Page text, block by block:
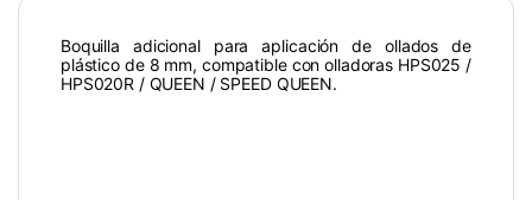
Boquilla adicional para aplicación de ollados de
plástico de 8 mm, compatible con olladoras HPS025 /
HPS020R / QUEEN / SPEED QUEEN.